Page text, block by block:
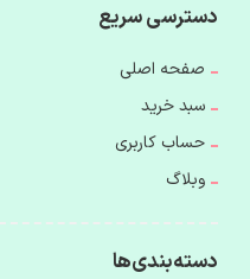
دسترسی سریع
صفحه اصلی
سبد خرید
حساب کاربری
وبلاگ
دسته‌بندی‌ها